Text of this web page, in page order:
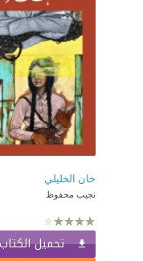
خان الخليلي
نجيب محفوظ
تحميل